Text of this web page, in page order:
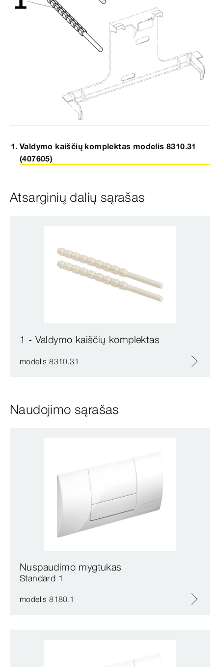
Valdymo kaiščių komplektas modelis 8310.31
(407605)
Atsarginių dalių sąrašas
1 - Valdymo kaiščių komplektas
modelis 8310.31
Naudojimo sąrašas
Nuspaudimo mygtukas
Standard 1
modelis 8180.1